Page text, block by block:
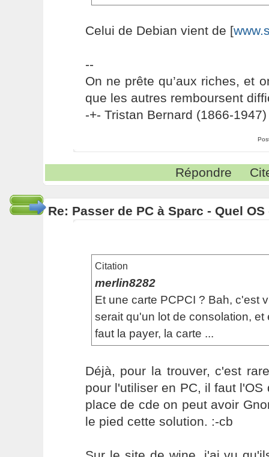
Celui de Debian vient de [
--
On ne prête qu’aux riches, et
que les autres remboursent
-+- Tristan Bernard (1866-1947)
Répondre
Re: Passer de PC à Sparc - Quel
Citation
merlin8282
Et une carte PCPCI ? Bah, c'est
serait qu'un lot de consolation, et
faut la payer, la carte ...
Déjà, pour la trouver, c'est
pour l'utiliser en PC, il faut
place de cde on peut avoir
le pied cette solution. :-cb